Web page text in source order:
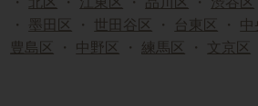
・
墨田区 ・ 世田谷区 ・ 台東区 ・ 中
豊島区
・ 中野区 ・ 練馬区 ・ 文京区